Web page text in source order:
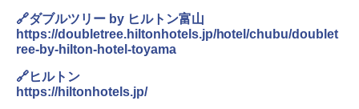
ップ 9FORTY AFrame 15226380 NER37C00
94 ストーン ニューエラキャップ 9FORTYA
サーフライダーファウンデーション Surfride
r Foundation コラボ Aフレーム メンズ レデ
ティー男女兼用ユニセックス 夏用 日除けUV
ケア FREE
%E3%83%80%E3%83%96%E3%83%AB%E3%83%84
%E3%83%AA%E3%83%BCby%E3%83%92%E3%83%
AB%E3%83%88%E3%83%B3%E5%AF%8C%E5%B1
%B1%20%E4%BA%88%E7%B4%84%E9%96%8B%E5
%A7%8B%E3%81%AE%E3%81%8A%E7%9F%A5%E
3%82%89%E3%81%9B.pdf
🔗ダブルツリー by ヒルトン富山
https://doubletree.hiltonhotels.jp/hotel/chubu/doublet
ree-by-hilton-hotel-toyama
🔗ヒルトン
https://hiltonhotels.jp/